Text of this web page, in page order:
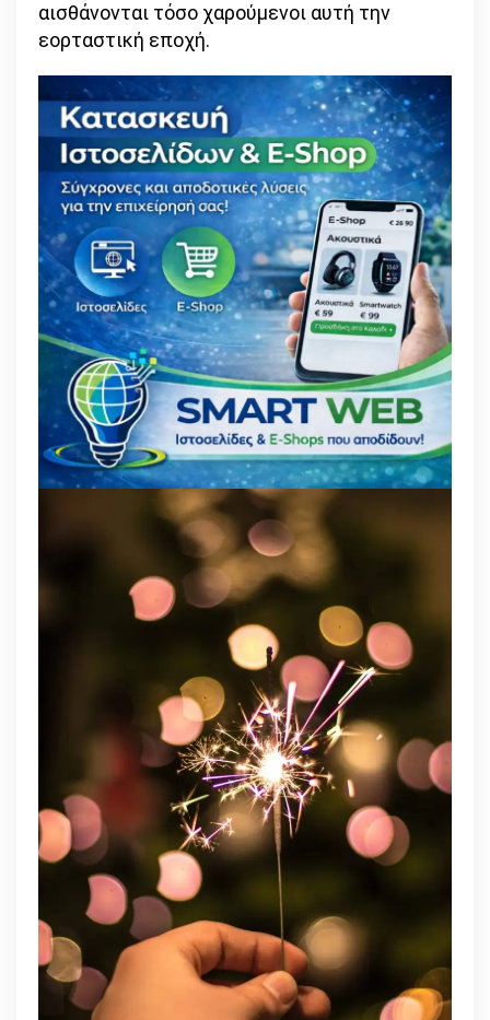
αισθάνονται τόσο χαρούμενοι αυτή την
εορταστική εποχή.